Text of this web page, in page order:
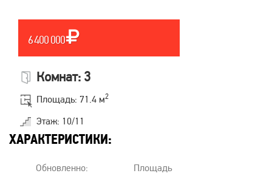
6 400 000
Комнат: 3
Площадь: 71.4 м2
Этаж: 10/11
ХАРАКТЕРИСТИКИ:
Обновленно:
Площадь